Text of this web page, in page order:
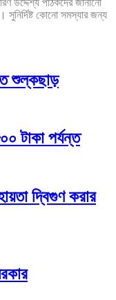
সুনির্দিষ্ট কোনো সমস্যার জন্য
শুল্কছাড়
টাকা পর্যন্ত
দ্বিগুণ করার